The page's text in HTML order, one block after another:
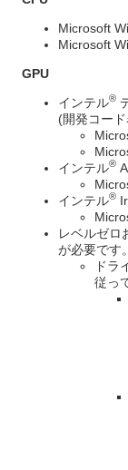
Microsoft
Microsoft
GPU
インテル®
(開発コー
インテル®
インテル®
レベルゼロ
が必要です。
ドラ
従っ